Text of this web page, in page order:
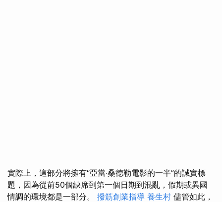
實際上，這部分將擁有“亞當·桑德勒電影的一半”的誠實標
題，因為從前50個缺席到第一個日期到混亂，假期或異國
情調的環境都是一部分。 撥筋創業指導 養生村 儘管如此，